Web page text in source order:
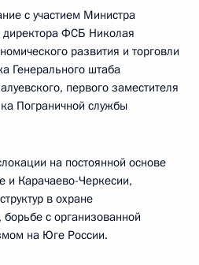
с участием Министра
ФСБ Николая
развития и торговли
Генерального штаба
первого заместителя
Пограничной службы
на постоянной основе
и Карачаево-Черкесии,
в охране
борьбе с организованной
на Юге России.